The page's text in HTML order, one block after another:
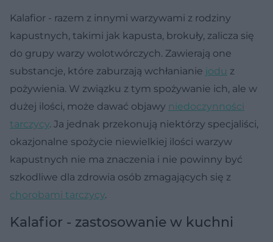
Kalafior - razem z innymi warzywami z rodziny
kapustnych, takimi jak kapusta, brokuły, zalicza się
do grupy warzy wolotwórczych. Zawierają one
substancje, które zaburzają wchłanianie jodu z
pożywienia. W związku z tym spożywanie ich, ale w
dużej ilości, może dawać objawy niedoczynności
tarczycy. Ja jednak przekonują niektórzy specjaliści,
okazjonalne spożycie niewielkiej ilości warzyw
kapustnych nie ma znaczenia i nie powinny być
szkodliwe dla zdrowia osób zmagających się z
chorobami tarczycy.
Kalafior - zastosowanie w kuchni